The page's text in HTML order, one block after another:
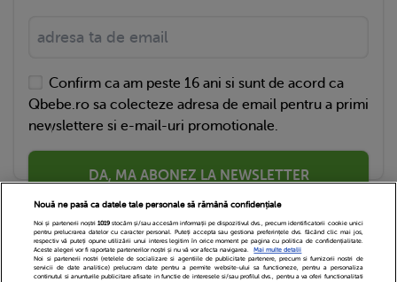
Confirm ca am peste 16 ani si sunt de acord ca
Qbebe.ro sa colecteze adresa de email pentru a primi
newslettere si e-mail-uri promotionale.
DA, MA ABONEZ LA NEWSLETTER
Nouă ne pasă ca datele tale personale să rămână confidențiale
Noi și partenerii noștri 1019stocăm și/sau accesăm informații pe dispozitivul dvs., precum identificatorii cookie unici
pentru prelucrarea datelor cu caracter personal. Puteți accepta sau gestiona preferințele dvs. făcând clic mai jos,
respectiv vă puteți opune utilizării unui interes legitim în orice moment pe pagina cu politica de confidențialitate.
Aceste alegeri vor fi raportate partenerilor noștri și nu vă vor afecta navigarea.
Mai multe detalii
Noi si partenerii nostri (retelele de socializare si agentiile de publicitate partenere, precum si furnizorii nostri de
servicii de date analitice) prelucram date pentru a permite website-ului sa functioneze, pentru a personaliza
continutul si anunturile publicitare afisate in functie de interesele si/sau profilul dvs., pentru a va oferi functionalitati